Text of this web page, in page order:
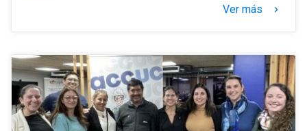
Ver más keyboard_arrow_right